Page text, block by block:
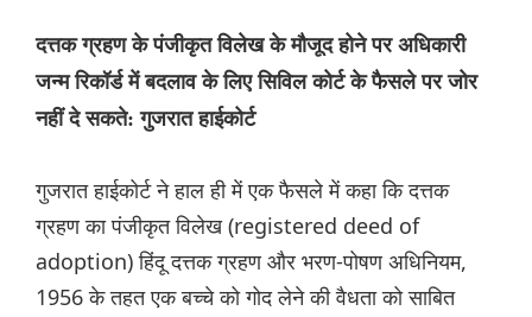
दत्तक ग्रहण के पंजीकृत विलेख के मौजूद होने पर अधिकारी
जन्म रिकॉर्ड में बदलाव के लिए सिविल कोर्ट के फैसले पर जोर
नहीं दे सकते: गुजरात हाईकोर्ट
गुजरात हाईकोर्ट ने हाल ही में एक फैसले में कहा कि दत्तक
ग्रहण का पंजीकृत विलेख (registered deed of
adoption) हिंदू दत्तक ग्रहण और भरण-पोषण अधिनियम,
1956 के तहत एक बच्चे को गोद लेने की वैधता को साबित